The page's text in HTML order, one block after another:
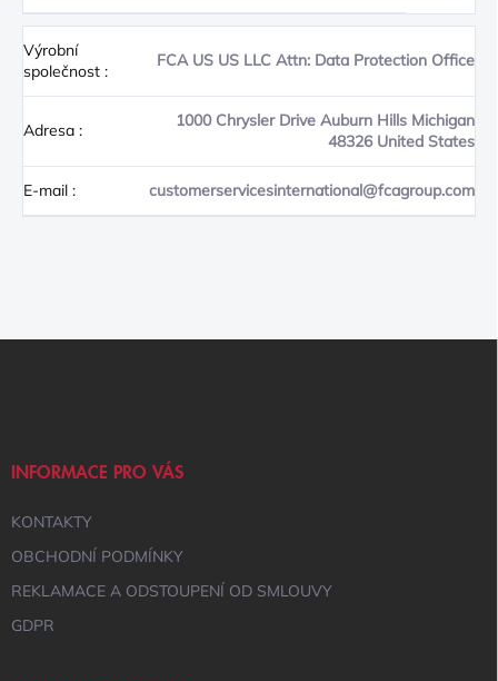
Výrobní
společnost :
FCA US US LLC Attn: Data Protection Office
Adresa :
1000 Chrysler Drive Auburn Hills Michigan
48326 United States
E-mail : customerservicesinternational@fcagroup.com
INFORMACE PRO VÁS
KONTAKTY
OBCHODNÍ PODMÍNKY
REKLAMACE A ODSTOUPENÍ OD SMLOUVY
GDPR